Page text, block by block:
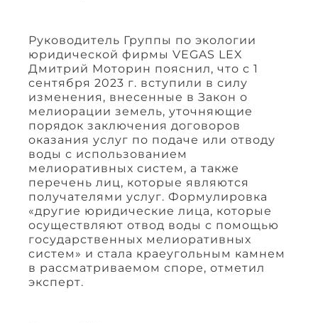
Руководитель Группы по экологии
юридической фирмы VEGAS LEX
Дмитрий Моторин пояснил, что с 1
сентября 2023 г. вступили в силу
изменения, внесенные в Закон о
мелиорации земель, уточняющие
порядок заключения договоров
оказания услуг по подаче или отводу
воды с использованием
мелиоративных систем, а также
перечень лиц, которые являются
получателями услуг. Формулировка
«другие юридические лица, которые
осуществляют отвод воды с помощью
государственных мелиоративных
систем» и стала краеугольным камнем
в рассматриваемом споре, отметил
эксперт.